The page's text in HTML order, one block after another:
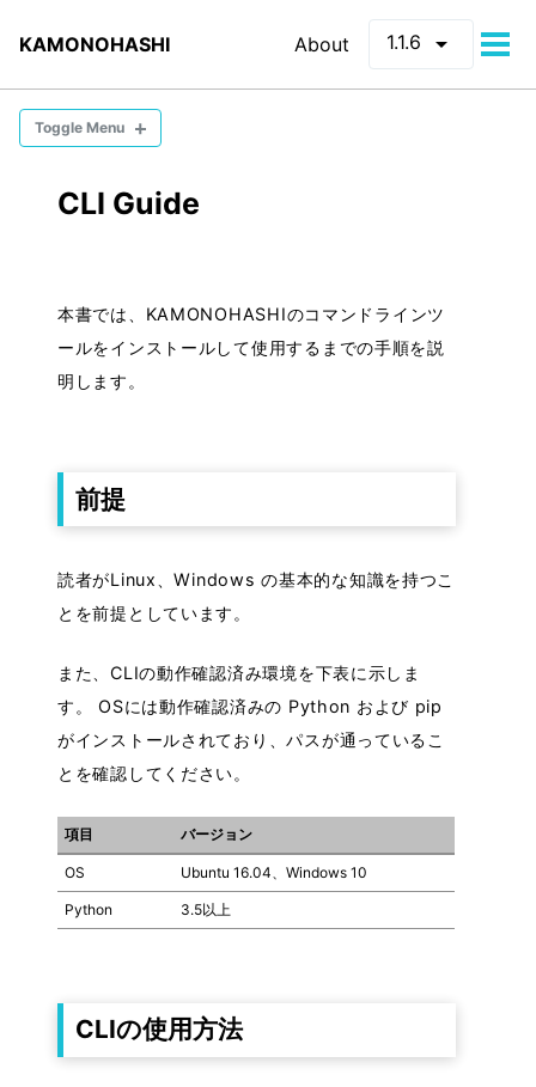
KAMONOHASHI About 1.1.6 arrow_drop_down
Toggle Menu
・ノードとは
・ロールとは
・アンインストール方法
TUTORIAL
HOW-TO GUIDE
・ログイン
・ユーザ情報設定
CLI Guide
本書では、KAMONOHASHIのコマンドラインツ
ールをインストールして使用するまでの手順を説
明します。
前提
読者がLinux、Windows の基本的な知識を持つこ
とを前提としています。
また、CLIの動作確認済み環境を下表に示しま
す。 OSには動作確認済みの Python および pip
がインストールされており、パスが通っているこ
とを確認してください。
項目 バージョン
OS Ubuntu 16.04、Windows 10
Python 3.5以上
CLIの使用方法